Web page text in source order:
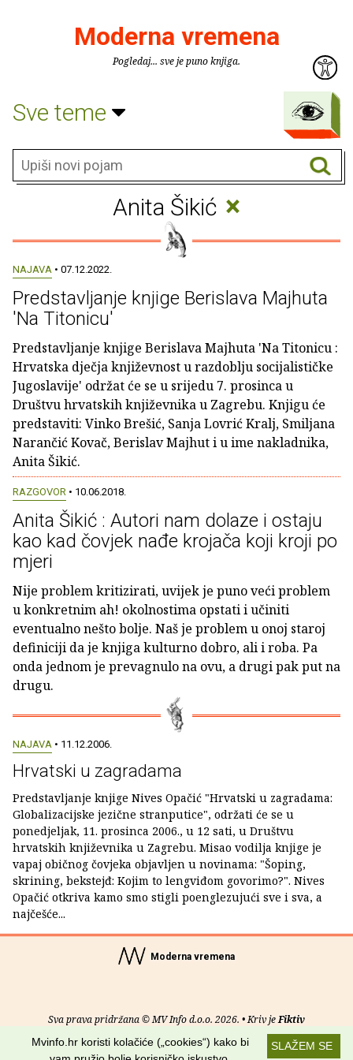
Moderna vremena
Pogledaj... sve je puno knjiga.
Sve teme
Anita Šikić ×
NAJAVA • 07.12.2022.
Predstavljanje knjige Berislava Majhuta
'Na Titonicu'
Predstavljanje knjige Berislava Majhuta 'Na Titonicu :
Hrvatska dječja književnost u razdoblju socijalističke
Jugoslavije' održat će se u srijedu 7. prosinca u
Društvu hrvatskih književnika u Zagrebu. Knjigu će
predstaviti: Vinko Brešić, Sanja Lovrić Kralj, Smiljana
Narančić Kovač, Berislav Majhut i u ime nakladnika,
Anita Šikić.
RAZGOVOR • 10.06.2018.
Anita Šikić : Autori nam dolaze i ostaju
kao kad čovjek nađe krojača koji kroji po
mjeri
Nije problem kritizirati, uvijek je puno veći problem
u konkretnim ah! okolnostima opstati i učiniti
eventualno nešto bolje. Naš je problem u onoj staroj
definiciji da je knjiga kulturno dobro, ali i roba. Pa
onda jednom je prevagnulo na ovu, a drugi pak put na
drugu.
NAJAVA • 11.12.2006.
Hrvatski u zagradama
Predstavljanje knjige Nives Opačić "Hrvatski u zagradama:
Globalizacijske jezične stranputice", održati će se u
ponedjeljak, 11. prosinca 2006., u 12 sati, u Društvu
hrvatskih književnika u Zagrebu. Misao vodilja knjige je
vapaj običnog čovjeka objavljen u novinama: "Šoping,
skrining, bekstejđ: Kojim to lengviđom govorimo?". Nives
Opačić otkriva kamo smo stigli poenglezujući sve i sva, a
najčešće...
Moderna vremena
Sva prava pridržana © MV Info d.o.o. 2026. • Kriv jeFiktiv
Uvjeti korištenja RSS kanaliSLAŽEM SE
Mvinfo.hr koristi kolačiće („cookies“) kako bi